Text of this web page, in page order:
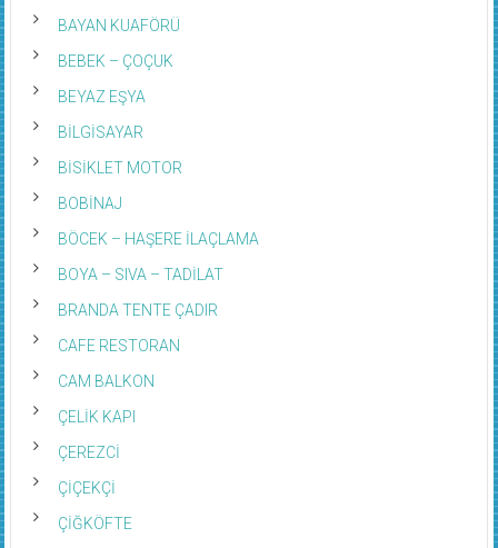
BAYAN KUAFÖRÜ
BEBEK – ÇOÇUK
BEYAZ EŞYA
BİLGİSAYAR
BİSİKLET MOTOR
BOBİNAJ
BÖCEK – HAŞERE İLAÇLAMA
BOYA – SIVA – TADİLAT
BRANDA TENTE ÇADIR
CAFE RESTORAN
CAM BALKON
ÇELİK KAPI
ÇEREZCİ
ÇİÇEKÇİ
ÇİĞKÖFTE